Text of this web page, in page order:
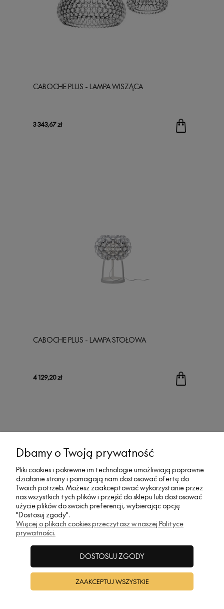
CABOCHE PLUS - LAMPA WISZĄCA
3 343,67 zł
CABOCHE PLUS - LAMPA STOŁOWA
4 129,20 zł
MOJE KONTO
SOCIAL MEDIA
INFORMACJE
A•TAK DESIGN
Dbamy o Twoją prywatność
Pliki cookies i pokrewne im technologie umożliwiają poprawne
działanie strony i pomagają nam dostosować ofertę do
Twoich potrzeb. Możesz zaakceptować wykorzystanie przez
nas wszystkich tych plików i przejść do sklepu lub dostosować
użycie plików do swoich preferencji, wybierając opcję
"Dostosuj zgody".
Więcej o plikach cookies przeczytasz w naszej Polityce
prywatności.
DOSTOSUJ ZGODY
ZAAKCEPTUJ WSZYSTKIE